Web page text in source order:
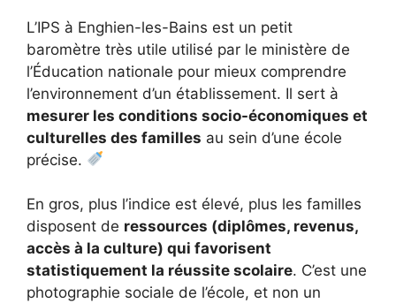
L’IPS à Enghien-les-Bains est un petit
baromètre très utile utilisé par le ministère de
l’Éducation nationale pour mieux comprendre
l’environnement d’un établissement. Il sert à
mesurer les conditions socio-économiques et
culturelles des familles au sein d’une école
précise.
En gros, plus l’indice est élevé, plus les familles
disposent de ressources (diplômes, revenus,
accès à la culture) qui favorisent
statistiquement la réussite scolaire. C’est une
photographie sociale de l’école, et non un